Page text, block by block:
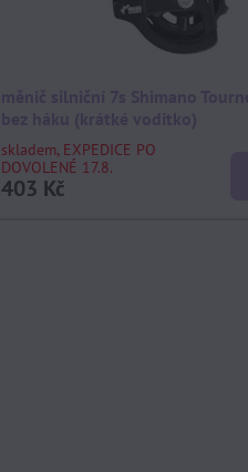
skladem, EXPEDICE PO
DOVOLENÉ 17.8.
403 Kč